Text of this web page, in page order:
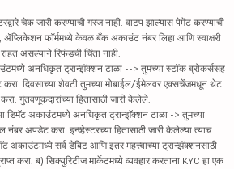
चेक जारी करण्याची गरज नाही. वाटप झाल्यास पेमेंट करण्याची
ॲप्लिकेशन फॉर्ममध्ये केवळ बँक अकाउंट नंबर लिहा आणि स्वाक्षरी
असल्याने रिफंडची चिंता नाही.
अनधिकृत ट्रान्झॅक्शन टाळा --> तुमच्या स्टॉक ब्रोकर्ससह
दिवसाच्या शेवटी तुमच्या मोबाईल/ईमेलवर एक्सचेंजमधून थेट
गुंतवणूकदारांच्या हितासाठी जारी केलेले.
डिमॅट अकाउंटमध्ये अनधिकृत ट्रान्झॅक्शन टाळा -> तुमच्या
नंबर अपडेट करा. इन्व्हेस्टरच्या हितासाठी जारी केलेल्या त्याच
अकाउंटमध्ये सर्व डेबिट आणि इतर महत्त्वाच्या ट्रान्झॅक्शनसाठी
करा. ब) सिक्युरिटीज मार्केटमध्ये व्यवहार करताना KYC हा एक